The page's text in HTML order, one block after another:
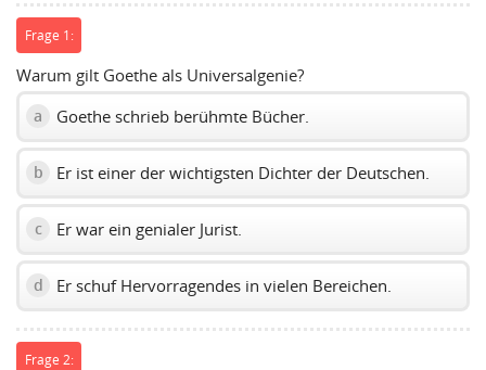
Frage 1:
Warum gilt Goethe als Universalgenie?
a Goethe schrieb berühmte Bücher.
b Er ist einer der wichtigsten Dichter der Deutschen.
c Er war ein genialer Jurist.
d Er schuf Hervorragendes in vielen Bereichen.
Frage 2: